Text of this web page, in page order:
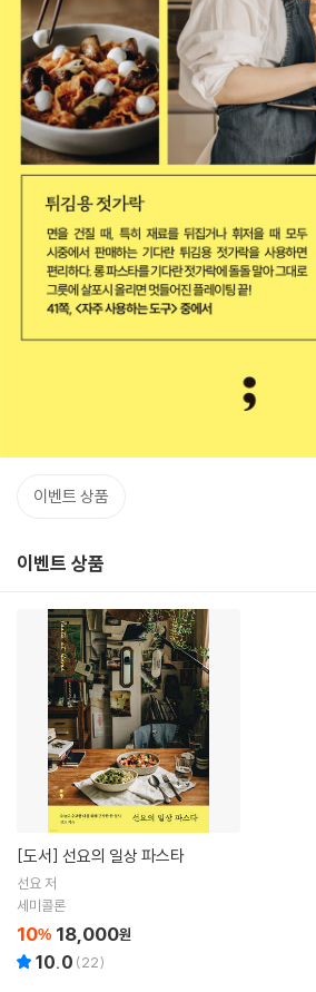
이벤트 상품
이벤트 상품
[도서] 선요의 일상 파스타
선요 저
세미콜론
10% 18,000원
10.0 (22)